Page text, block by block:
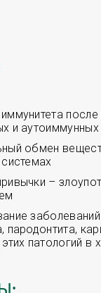
и
обмен
–
пародонтита,
патологий